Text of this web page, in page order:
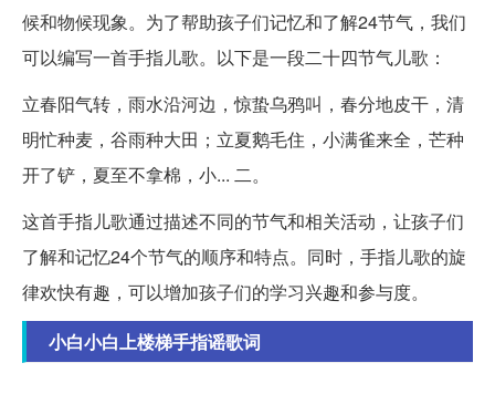
候和物候现象。为了帮助孩子们记忆和了解24节气，我们
可以编写一首手指儿歌。以下是一段二十四节气儿歌：
立春阳气转，雨水沿河边，惊蛰乌鸦叫，春分地皮干，清
明忙种麦，谷雨种大田；立夏鹅毛住，小满雀来全，芒种
开了铲，夏至不拿棉，小... 二。
这首手指儿歌通过描述不同的节气和相关活动，让孩子们
了解和记忆24个节气的顺序和特点。同时，手指儿歌的旋
律欢快有趣，可以增加孩子们的学习兴趣和参与度。
小白小白上楼梯手指谣歌词